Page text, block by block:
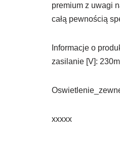
premium z uwagi
całą pewnością
Informacje o
zasilanie [V]:
xxxxx